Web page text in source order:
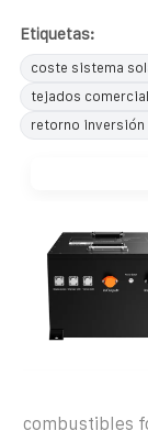
Etiquetas:
coste sistema
tejados
retorno
combustibles